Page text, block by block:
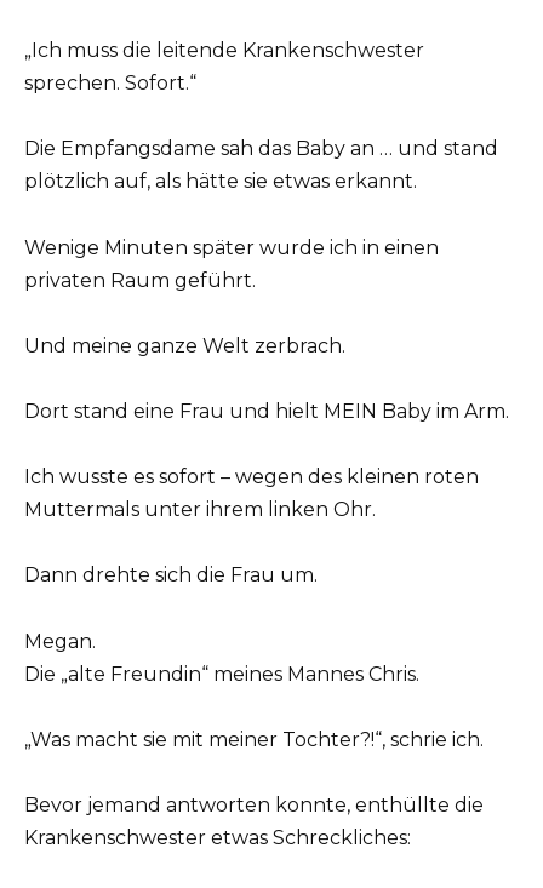
„Ich muss die leitende Krankenschwester
sprechen. Sofort.“
Die Empfangsdame sah das Baby an … und stand
plötzlich auf, als hätte sie etwas erkannt.
Wenige Minuten später wurde ich in einen
privaten Raum geführt.
Und meine ganze Welt zerbrach.
Dort stand eine Frau und hielt MEIN Baby im Arm.
Ich wusste es sofort – wegen des kleinen roten
Muttermals unter ihrem linken Ohr.
Dann drehte sich die Frau um.
Megan.
Die „alte Freundin“ meines Mannes Chris.
„Was macht sie mit meiner Tochter?!“, schrie ich.
Bevor jemand antworten konnte, enthüllte die
Krankenschwester etwas Schreckliches: